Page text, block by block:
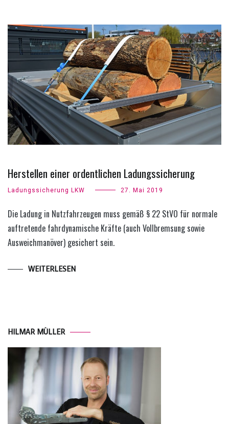
Herstellen einer ordentlichen Ladungssicherung
Ladungssicherung LKW 27. Mai 2019
Die Ladung in Nutzfahrzeugen muss gemäß § 22 StVO für normale
auftretende fahrdynamische Kräfte (auch Vollbremsung sowie
Ausweichmanöver) gesichert sein.
WEITERLESEN
HILMAR MÜLLER